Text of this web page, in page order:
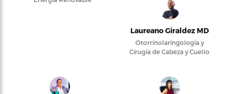
Laureano Giraldez MD
Otorrinolaringología y
Cirugía de Cabeza y Cuello